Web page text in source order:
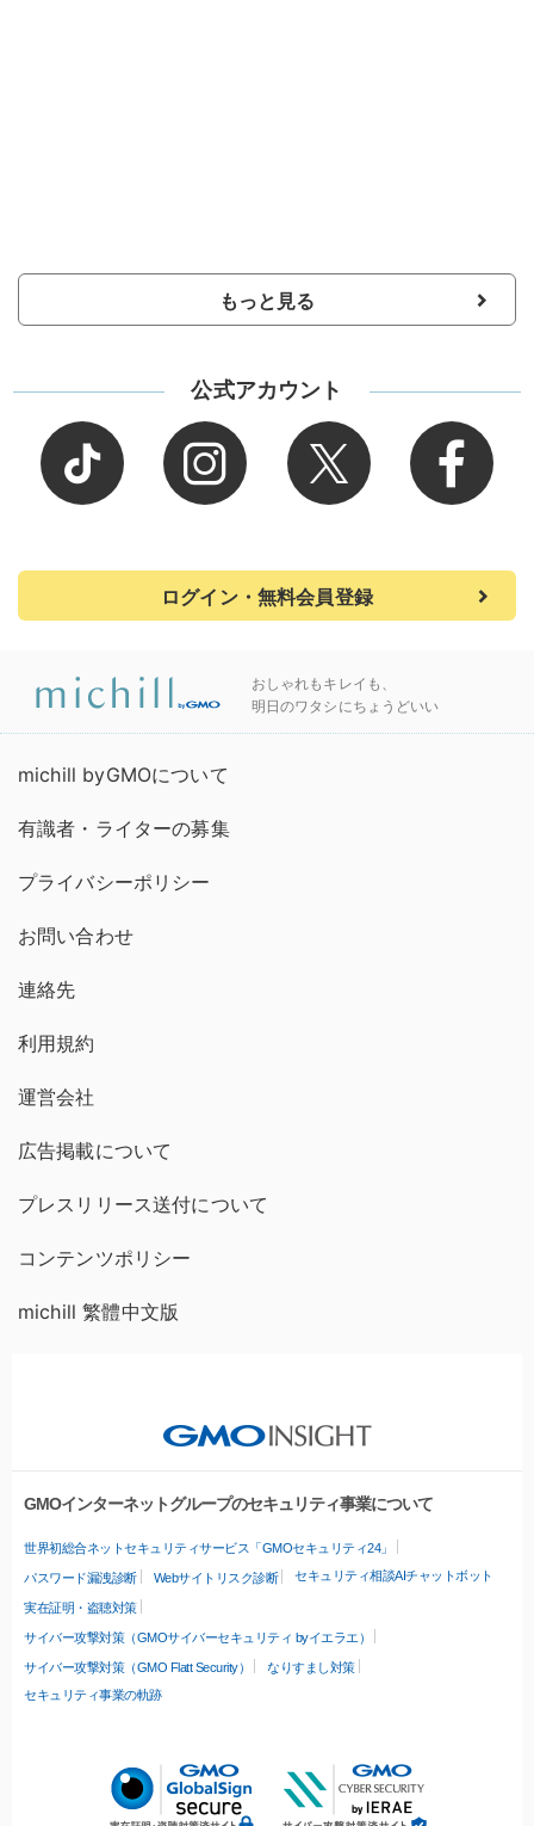
もっと見る
公式アカウント
ログイン・無料会員登録
おしゃれもキレイも、
明日のワタシにちょうどいい
michill byGMOについて
有識者・ライターの募集
プライバシーポリシー
お問い合わせ
連絡先
利用規約
運営会社
広告掲載について
プレスリリース送付について
コンテンツポリシー
michill 繁體中文版
GMOインターネットグループのセキュリティ事業について
世界初総合ネットセキュリティサービス「GMOセキュリティ24」
パスワード漏洩診断 Webサイトリスク診断 セキュリティ相談AIチャットボット
実在証明・盗聴対策
サイバー攻撃対策（GMOサイバーセキュリティ byイエラエ）
サイバー攻撃対策（GMO Flatt Security）
なりすまし対策
セキュリティ事業の軌跡